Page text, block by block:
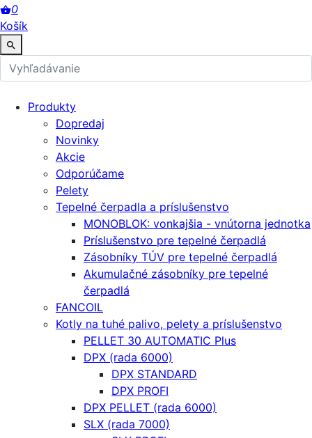
0
Košík
Produkty
Dopredaj
Novinky
Akcie
Odporúčame
Pelety
Tepelné čerpadla a príslušenstvo
MONOBLOK: vonkajšia - vnútorna jednotka
Príslušenstvo pre tepelné čerpadlá
Zásobníky TÚV pre tepelné čerpadlá
Akumulačné zásobníky pre tepelné
čerpadlá
FANCOIL
Kotly na tuhé palivo, pelety a príslušenstvo
PELLET 30 AUTOMATIC Plus
DPX (rada 6000)
DPX STANDARD
DPX PROFI
DPX PELLET (rada 6000)
SLX (rada 7000)